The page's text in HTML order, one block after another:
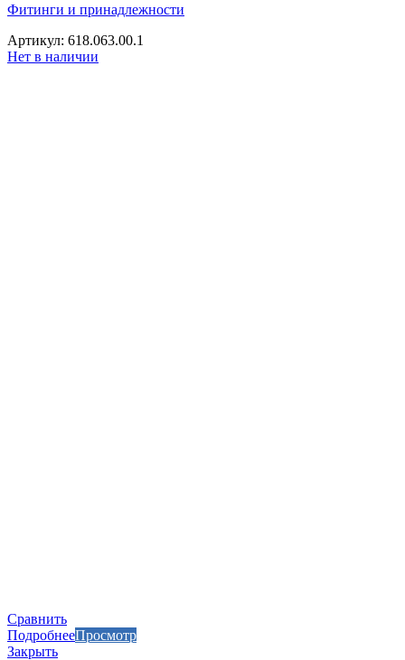
Фитинги и принадлежности
Артикул: 618.063.00.1
Нет в наличии
Сравнить
ПодробнееПросмотр
Закрыть